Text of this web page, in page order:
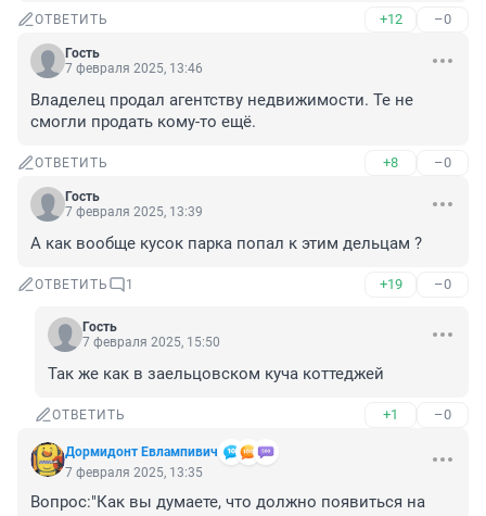
ОТВЕТИТЬ +12 –0
Гость
7 февраля 2025, 13:46
Владелец продал агентству недвижимости. Те не
смогли продать кому-то ещё.
ОТВЕТИТЬ +8 –0
Гость
7 февраля 2025, 13:39
А как вообще кусок парка попал к этим дельцам ?
ОТВЕТИТЬ 1 +19 –0
Гость
7 февраля 2025, 15:50
Так же как в заельцовском куча коттеджей
ОТВЕТИТЬ +1 –0
Дормидонт Евлампивич
7 февраля 2025, 13:35
Вопрос:"Как вы думаете, что должно появиться на